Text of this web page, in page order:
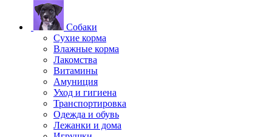
Собаки
Сухие корма
Влажные корма
Лакомства
Витамины
Амуниция
Уход и гигиена
Транспортировка
Одежда и обувь
Лежанки и дома